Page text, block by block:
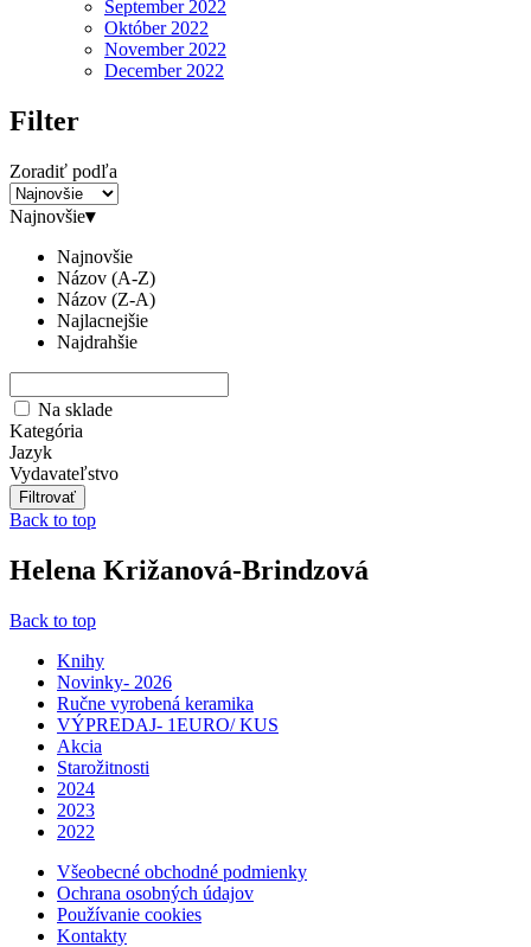
September 2022
Október 2022
November 2022
December 2022
Filter
Zoradiť podľa
Najnovšie▾
Najnovšie
Názov (A-Z)
Názov (Z-A)
Najlacnejšie
Najdrahšie
Na sklade
Kategória
Jazyk
Vydavateľstvo
Back to top
Helena Križanová-Brindzová
Back to top
Knihy
Novinky- 2026
Ručne vyrobená keramika
VÝPREDAJ- 1EURO/ KUS
Akcia
Starožitnosti
2024
2023
2022
Všeobecné obchodné podmienky
Ochrana osobných údajov
Používanie cookies
Kontakty